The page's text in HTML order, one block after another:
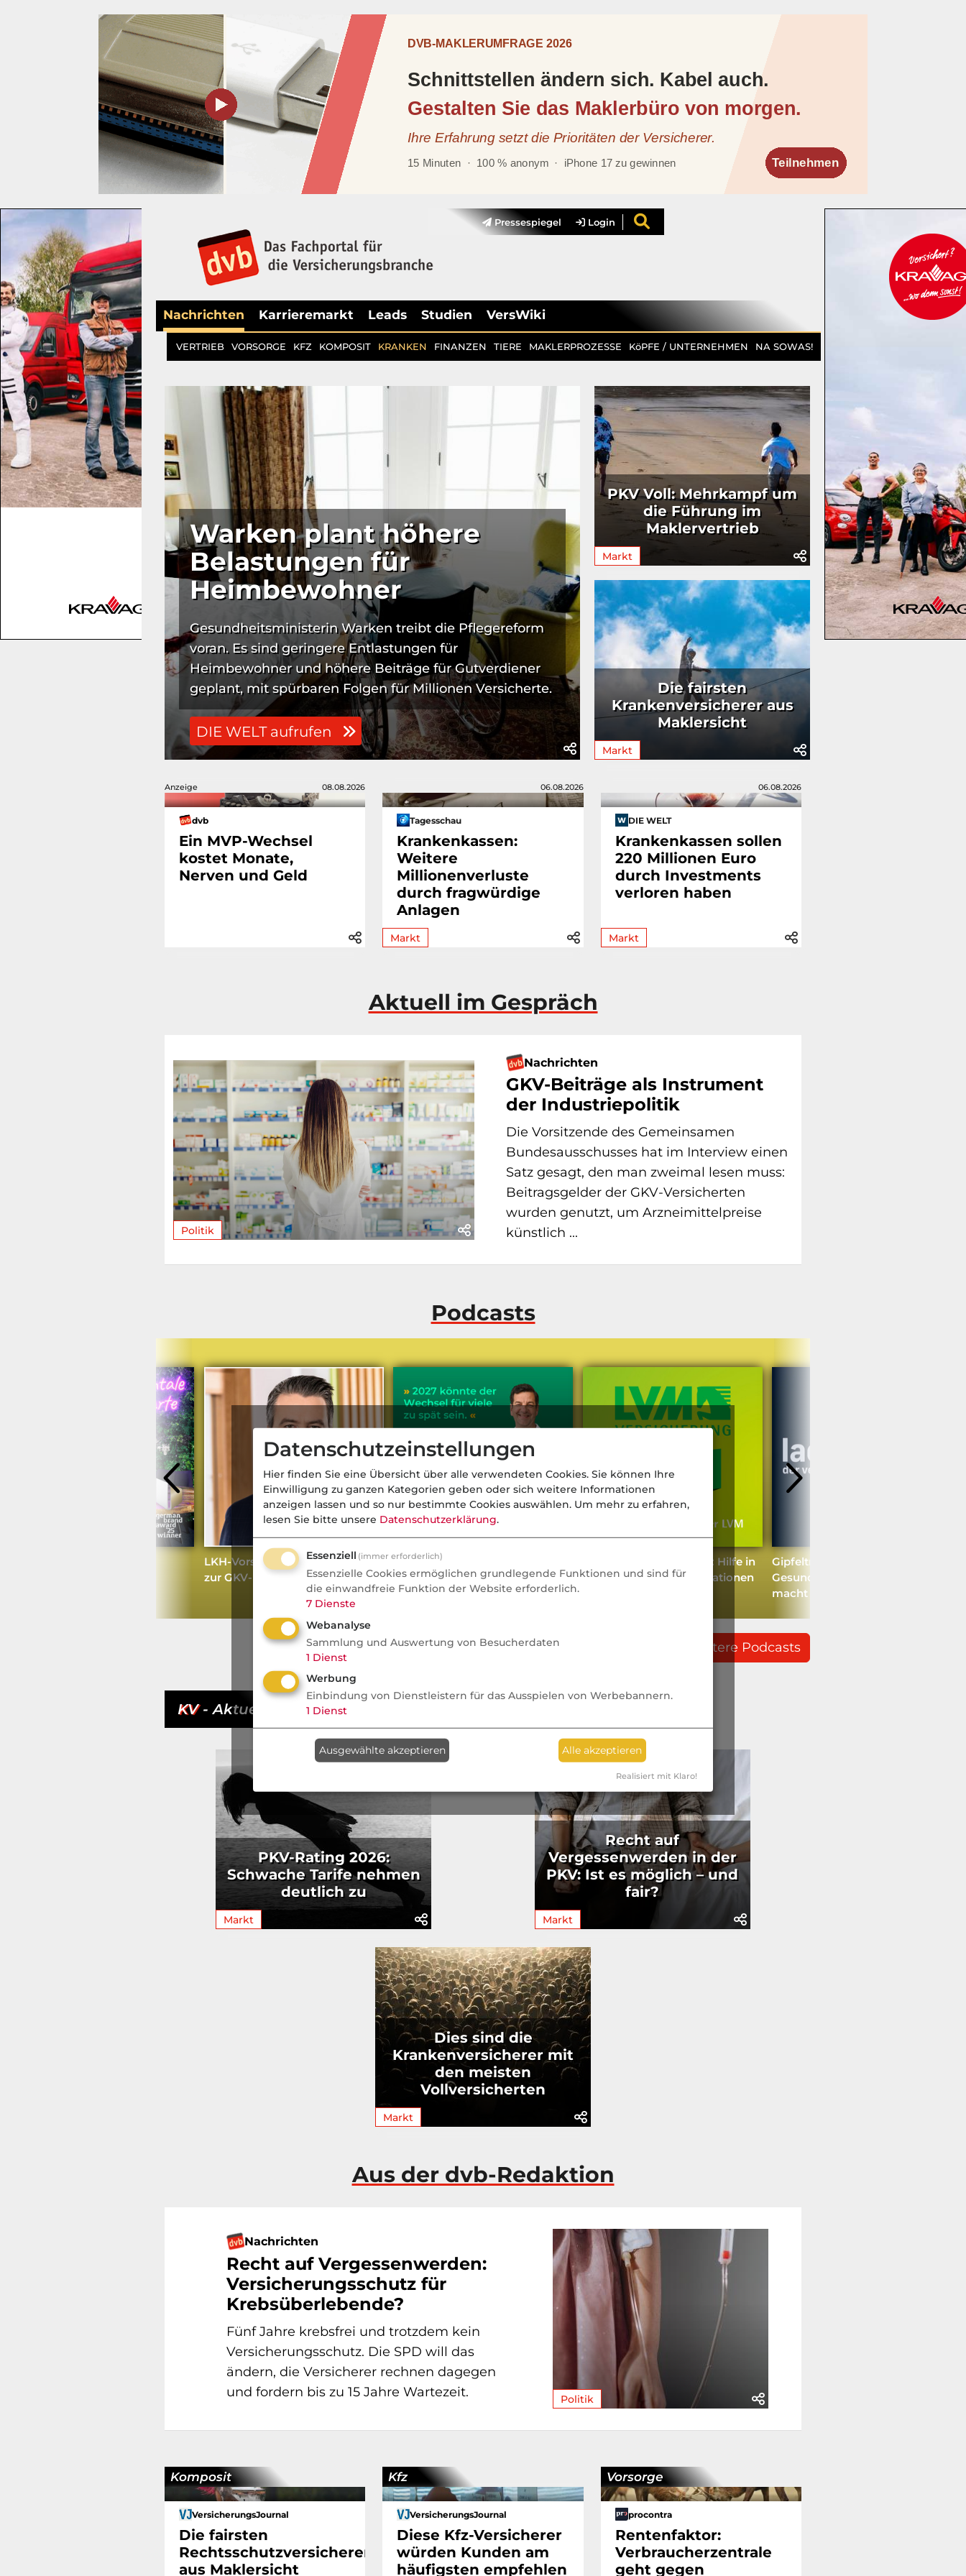
Pressespiegel Login
Nachrichten Karrieremarkt Leads Studien VersWiki
VERTRIEB VORSORGE KFZ KOMPOSIT KRANKEN FINANZEN TIERE MAKLERPROZESSE KöPFE / UNTERNEHMEN NA SOWAS!
Warken plant höhere
Belastungen für
Heimbewohner
Gesundheitsministerin Warken treibt die Pflegereform
voran. Es sind geringere Entlastungen für
Heimbewohner und höhere Beiträge für Gutverdiener
geplant, mit spürbaren Folgen für Millionen Versicherte.
DIE WELT aufrufen
PKV Voll: Mehrkampf um
die Führung im
Maklervertrieb
Markt
Die fairsten
Krankenversicherer aus
Maklersicht
Markt
Anzeige 08.08.2026
dvb
Ein MVP-Wechsel
kostet Monate,
Nerven und Geld
06.08.2026
Tagesschau
Krankenkassen:
Weitere
Millionenverluste
durch fragwürdige
Anlagen
Markt
06.08.2026
DIE WELT
Krankenkassen sollen
220 Millionen Euro
durch Investments
verloren haben
Markt
Aktuell im Gespräch
Politik
Nachrichten
GKV-Beiträge als Instrument
der Industriepolitik
Die Vorsitzende des Gemeinsamen
Bundesausschusses hat im Interview einen
Satz gesagt, den man zweimal lesen muss:
Beitragsgelder der GKV-Versicherten
wurden genutzt, um Arzneimittelpreise
künstlich ...
Podcasts
LKH-Vorstand Jan-Peter Diercks
zur GKV-Reform
Die beste Zeit für PKV-Wechsel
Die LVM Sozialberatung: Hilfe in
schwierigen Lebenssituationen
Gipfeltreffen
Gesundheitsvorsorge: Wer
macht Prävention endlich zur
weitere Podcasts
KV- Aktuell
PKV-Rating 2026:
Schwache Tarife nehmen
deutlich zu
Markt
Recht auf
Vergessenwerden in der
PKV: Ist es möglich – und
fair?
Markt
Dies sind die
Krankenversicherer mit
den meisten
Vollversicherten
Markt
Aus der dvb-Redaktion
Politik
Nachrichten
Recht auf Vergessenwerden:
Versicherungsschutz für
Krebsüberlebende?
Fünf Jahre krebsfrei und trotzdem kein
Versicherungsschutz. Die SPD will das
ändern, die Versicherer rechnen dagegen
und fordern bis zu 15 Jahre Wartezeit.
Komposit
VersicherungsJournal
Die fairsten
Rechtsschutzversicherer
aus Maklersicht
Kfz
VersicherungsJournal
Diese Kfz-Versicherer
würden Kunden am
häufigsten empfehlen
Vorsorge
procontra
Rentenfaktor:
Verbraucherzentrale
geht gegen
Datenschutzeinstellungen
Hier finden Sie eine Übersicht über alle verwendeten Cookies. Sie können Ihre
Einwilligung zu ganzen Kategorien geben oder sich weitere Informationen
anzeigen lassen und so nur bestimmte Cookies auswählen. Um mehr zu erfahren,
lesen Sie bitte unsere Datenschutzerklärung.
Essenziell (immer erforderlich)
Essenzielle Cookies ermöglichen grundlegende Funktionen und sind für
die einwandfreie Funktion der Website erforderlich.
7 Dienste
Webanalyse
Sammlung und Auswertung von Besucherdaten
1 Dienst
Werbung
Einbindung von Dienstleistern für das Ausspielen von Werbebannern.
1 Dienst
Ausgewählte akzeptieren Alle akzeptieren
Realisiert mit Klaro!